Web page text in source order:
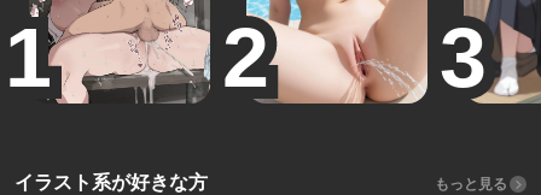
イラスト系が好きな方 もっと見る